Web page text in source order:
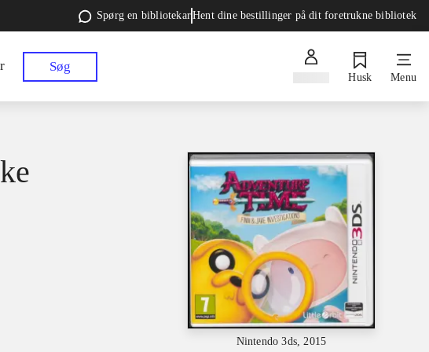
Spørg en bibliotekarHent dine bestillinger på dit foretrukne bibliotek
Søg
Husk Menu
Nintendo 3ds, 2015